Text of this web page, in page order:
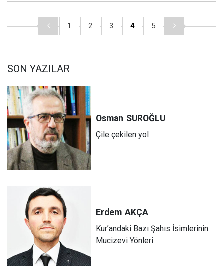
1 2 3 4 5
SON YAZILAR
Osman SUROĞLU
Çile çekilen yol
Erdem AKÇA
Kur’andaki Bazı Şahıs İsimlerinin
Mucizevi Yönleri